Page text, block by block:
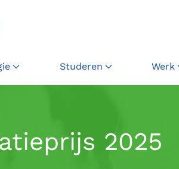
Studeren Werk
2025